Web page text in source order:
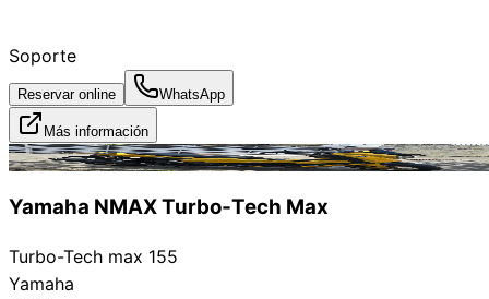
Soporte
Reservar online WhatsApp
Más información
Alquilado
Yamaha NMAX Turbo‑Tech Max
Turbo-Tech max 155
Yamaha